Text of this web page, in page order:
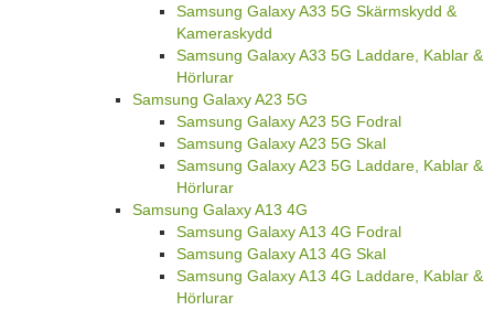
Samsung Galaxy A33 5G Skärmskydd &
Kameraskydd
Samsung Galaxy A33 5G Laddare, Kablar &
Hörlurar
Samsung Galaxy A23 5G
Samsung Galaxy A23 5G Fodral
Samsung Galaxy A23 5G Skal
Samsung Galaxy A23 5G Laddare, Kablar &
Hörlurar
Samsung Galaxy A13 4G
Samsung Galaxy A13 4G Fodral
Samsung Galaxy A13 4G Skal
Samsung Galaxy A13 4G Laddare, Kablar &
Hörlurar